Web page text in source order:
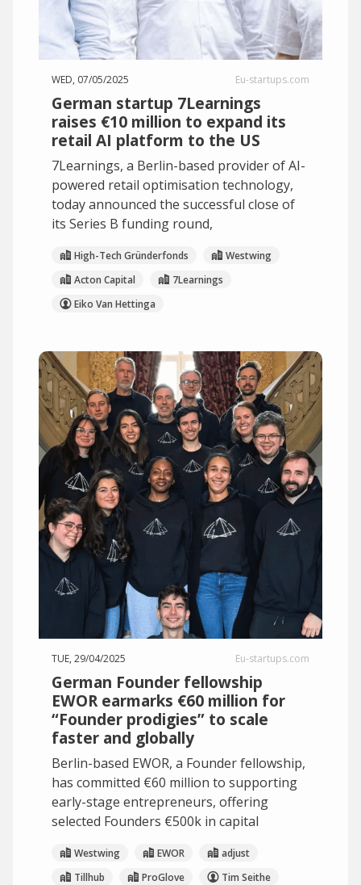
WED, 07/05/2025 Eu-startups.com
German startup 7Learnings
raises €10 million to expand its
retail AI platform to the US
7Learnings, a Berlin-based provider of AI-
powered retail optimisation technology,
today announced the successful close of
its Series B funding round,
High-Tech Gründerfonds
Westwing
Acton Capital
7Learnings
Eiko Van Hettinga
TUE, 29/04/2025 Eu-startups.com
German Founder fellowship
EWOR earmarks €60 million for
“Founder prodigies” to scale
faster and globally
Berlin-based EWOR, a Founder fellowship,
has committed €60 million to supporting
early-stage entrepreneurs, offering
selected Founders €500k in capital
Westwing EWOR
adjust
Tillhub
ProGlove
Tim Seithe